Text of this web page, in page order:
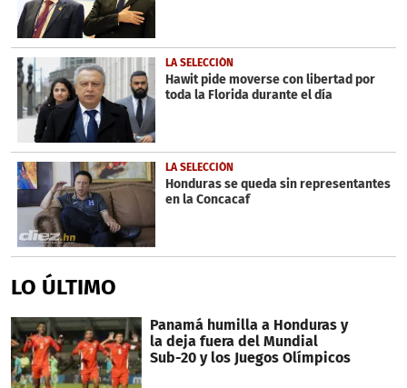
LA SELECCIÓN
Hawit pide moverse con libertad por
toda la Florida durante el día
LA SELECCIÓN
Honduras se queda sin representantes
en la Concacaf
LO ÚLTIMO
Panamá humilla a Honduras y
la deja fuera del Mundial
Sub-20 y los Juegos Olímpicos